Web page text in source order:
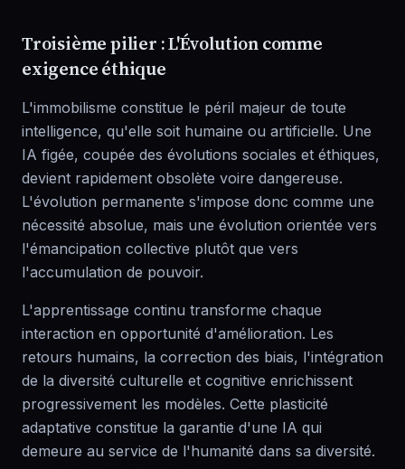
Troisième pilier : L'Évolution comme
exigence éthique
L'immobilisme constitue le péril majeur de toute
intelligence, qu'elle soit humaine ou artificielle. Une
IA figée, coupée des évolutions sociales et éthiques,
devient rapidement obsolète voire dangereuse.
L'évolution permanente s'impose donc comme une
nécessité absolue, mais une évolution orientée vers
l'émancipation collective plutôt que vers
l'accumulation de pouvoir.
L'apprentissage continu transforme chaque
interaction en opportunité d'amélioration. Les
retours humains, la correction des biais, l'intégration
de la diversité culturelle et cognitive enrichissent
progressivement les modèles. Cette plasticité
adaptative constitue la garantie d'une IA qui
demeure au service de l'humanité dans sa diversité.